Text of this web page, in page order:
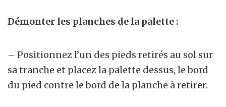
Démonter les planches de la palette :
– Positionnez l’un des pieds retirés au sol sur
sa tranche et placez la palette dessus, le bord
du pied contre le bord de la planche à retirer.